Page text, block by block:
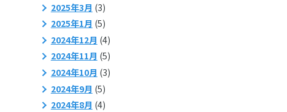
2025年3月 (3)
2025年1月 (5)
2024年12月 (4)
2024年11月 (5)
2024年10月 (3)
2024年9月 (5)
2024年8月 (4)